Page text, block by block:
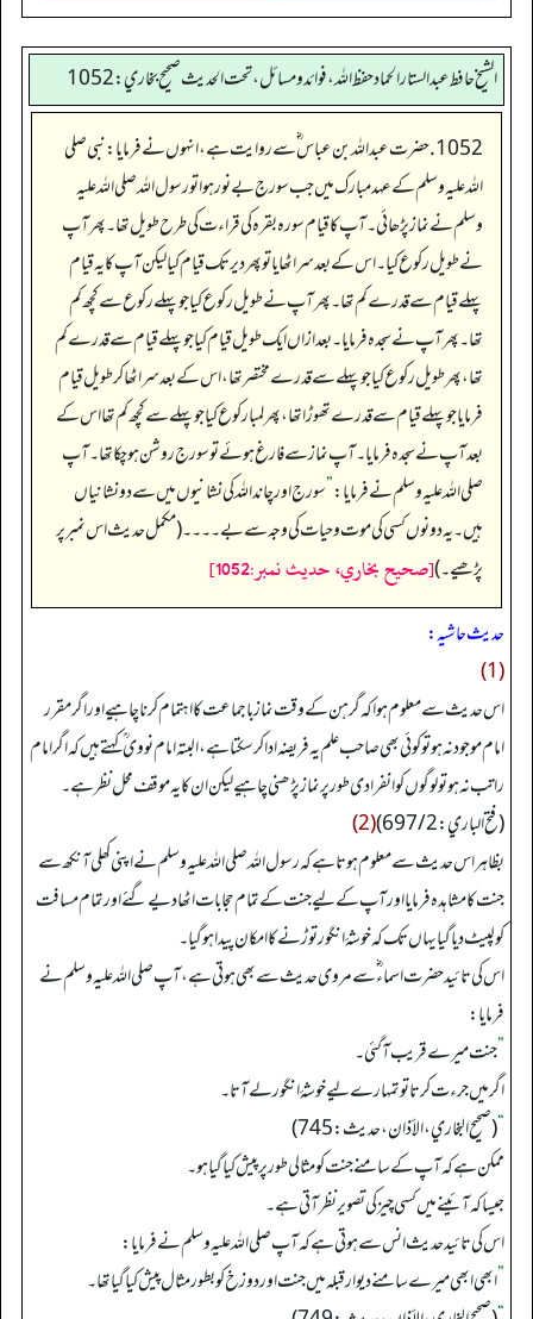
الشيخ حافط عبدالستار الحماد حفظ الله، فوائد و مسائل، تحت الحديث صحيح بخاري:1052
1052. حضرت عبداللہ بن عباس ؓ سے روایت ہے، انہوں نے فرمایا: نبی صلی
اللہ علیہ وسلم کے عہد مبارک میں جب سورج بے نور ہوا تو رسول اللہ صلی اللہ علیہ
وسلم نے نماز پڑھائی۔ آپ کا قیام سورہ بقرہ کی قراءت کی طرح طویل تھا۔ پھر آپ
نے طویل رکوع کیا۔ اس کے بعد سر اٹھایا تو پھر دیر تک قیام کیا لیکن آپ کا یہ قیام
پہلے قیام سے قدرے کم تھا۔ پھر آپ نے طویل رکوع کیا جو پہلے رکوع سے کچھ کم
تھا۔ پھر آپ نے سجدہ فرمایا۔ بعد ازاں ایک طویل قیام کیا جو پہلے قیام سے قدرے کم
تھا، پھر طویل رکوع کیا جو پہلے سے قدرے مختصر تھا، اس کے بعد سر اٹھا کر طویل قیام
فرمایا جو پہلے قیام سے قدرے تھوڑا تھا، پھر لمبا رکوع کیا جو پہلے سے کچھ کم تھا اس کے
بعد آپ نے سجدہ فرمایا۔ آپ نماز سے فارغ ہوئے تو سورج روشن ہو چکا تھا۔ آپ
صلی اللہ علیہ وسلم نے فرمایا:”سورج اور چاند اللہ کی نشانیوں میں سے دو نشانیاں
ہیں۔ یہ دونوں کسی کی موت و حیات کی وجہ سے بے۔۔۔۔ (مکمل حدیث اس نمبر پر
پڑھیے۔)[صحيح بخاري، حديث نمبر:1052]
حدیث حاشیہ:
(1)
اس حدیث سے معلوم ہوا کہ گرہن کے وقت نماز باجماعت کا اہتمام کرنا چاہیے اور اگر مقرر
امام موجود نہ ہو تو کوئی بھی صاحب علم یہ فریضہ ادا کر سکتا ہے، البتہ امام نووی ؒ کہتے ہیں کہ اگر امام
راتب نہ ہو تو لوگوں کو انفرادی طور پر نماز پڑھنی چاہیے لیکن ان کا یہ موقف محل نظر ہے۔
(فتح الباري: 697/2)
(2)
بظاہر اس حدیث سے معلوم ہوتا ہے کہ رسول اللہ صلی اللہ علیہ وسلم نے اپنی کھلی آنکھ سے
جنت کا مشاہدہ فرمایا اور آپ کے لیے جنت کے تمام حجابات اٹھا دیے گئے اور تمام مسافت
کو لپیٹ دیا گیا یہاں تک کہ خوشۂ انگور توڑنے کا امکان پیدا ہو گیا۔
اس کی تائید حضرت اسماء ؓ سے مروی حدیث سے بھی ہوتی ہے، آپ صلی اللہ علیہ وسلم نے
فرمایا:
”جنت میرے قریب آ گئی۔
اگر میں جرءت کرتا تو تمہارے لیے خوشۂ انگور لے آتا۔
“(صحیح البخاري، الأذان، حدیث: 745)
ممکن ہے کہ آپ کے سامنے جنت کو مثالی طور پر پیش کیا گیا ہو۔
جیسا کہ آئینے میں کسی چیز کی تصویر نظر آتی ہے۔
اس کی تائید حدیث انس سے ہوتی ہے کہ آپ صلی اللہ علیہ وسلم نے فرمایا:
”ابھی ابھی میرے سامنے دیوار قبلہ میں جنت اور دوزخ کو بطور مثال پیش کیا گیا تھا۔